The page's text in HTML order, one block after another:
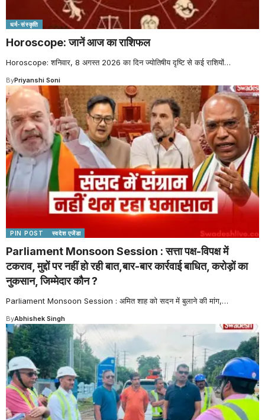
धर्म-संस्कृति
Horoscope: जानें आज का राशिफल
Horoscope: शनिवार, 8 अगस्त 2026 का दिन ज्योतिषीय दृष्टि से कई राशियों…
ByPriyanshi Soni
PIN POST स्वदेश एजेंडा
Parliament Monsoon Session : सत्ता पक्ष-विपक्ष में
टकराव, मुद्दों पर नहीं हो रही बात,बार-बार कार्रवाई बाधित, करोड़ों का
नुकसान, जिम्मेदार कौन ?
Parliament Monsoon Session : अमित शाह को सदन में बुलाने की मांग,…
ByAbhishek Singh